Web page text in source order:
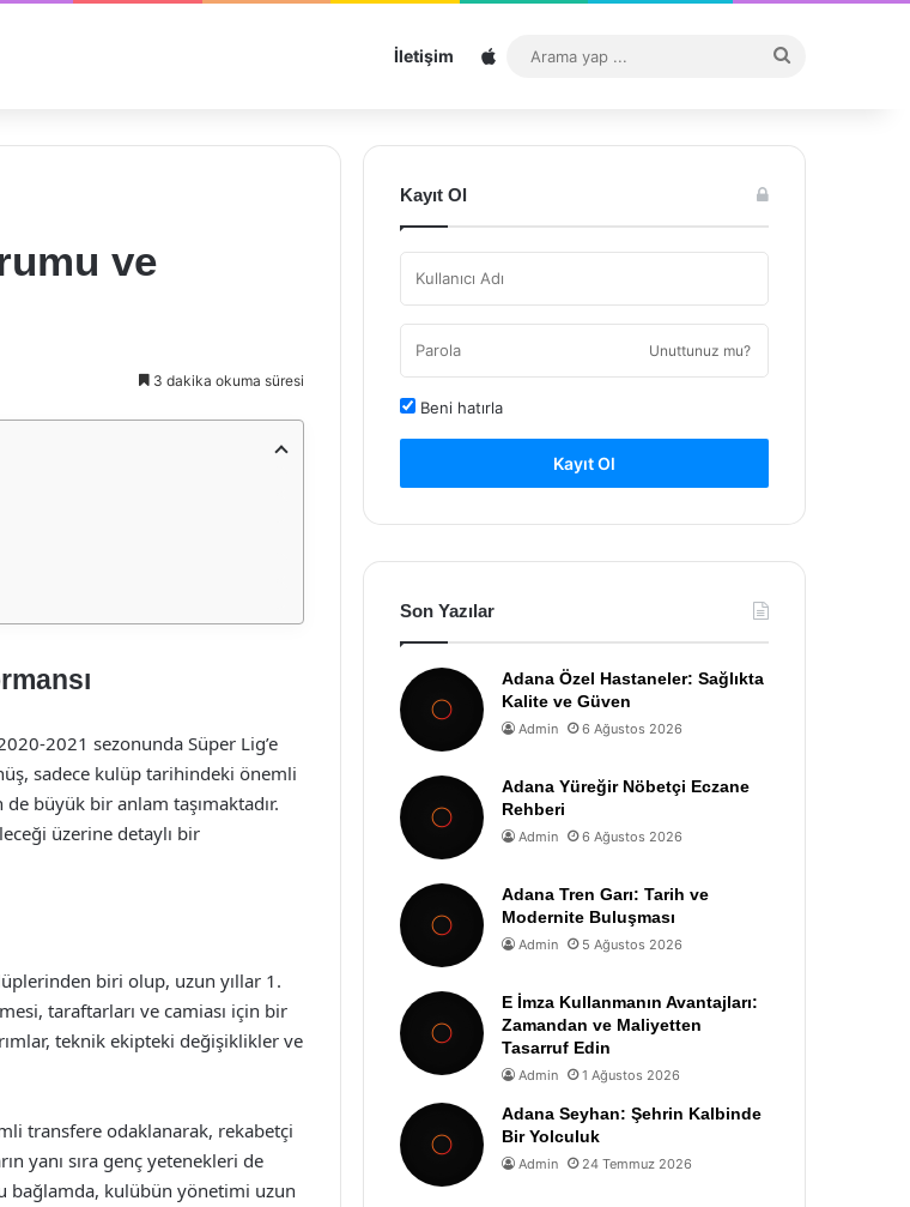
İletişim Sitemap
...
ve
3 dakika okuma süresi
2021 sezonunda Süper Lig’e
sadece kulüp tarihindeki önemli
büyük bir anlam taşımaktadır.
üzerine detaylı bir
biri olup, uzun yıllar 1.
taraftarları ve camiası için bir
teknik ekipteki değişiklikler ve
transfere odaklanarak, rekabetçi
yanı sıra genç yetenekleri de
bağlamda, kulübün yönetimi uzun
Kayıt Ol
Unuttunuz mu?
Beni hatırla
Kayıt Ol
Son Yazılar
Adana Özel Hastaneler: Sağlıkta
Kalite ve Güven
Admin 6 Ağustos 2026
Adana Yüreğir Nöbetçi Eczane
Rehberi
Admin 6 Ağustos 2026
Adana Tren Garı: Tarih ve
Modernite Buluşması
Admin 5 Ağustos 2026
E İmza Kullanmanın Avantajları:
Zamandan ve Maliyetten
Tasarruf Edin
Admin 1 Ağustos 2026
Adana Seyhan: Şehrin Kalbinde
Bir Yolculuk
Admin 24 Temmuz 2026